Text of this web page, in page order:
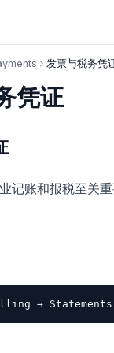
发票与税务凭
凭证
记账和报税至关